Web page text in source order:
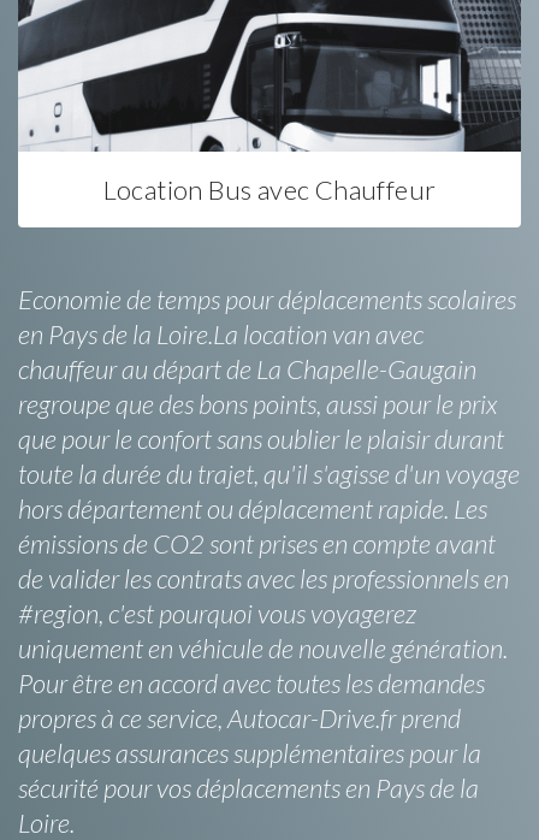
Location Bus avec Chauffeur
Economie de temps pour déplacements scolaires
en Pays de la Loire.La location van avec
chauffeur au départ de La Chapelle-Gaugain
regroupe que des bons points, aussi pour le prix
que pour le confort sans oublier le plaisir durant
toute la durée du trajet, qu'il s'agisse d'un voyage
hors département ou déplacement rapide. Les
émissions de CO2 sont prises en compte avant
de valider les contrats avec les professionnels en
#region, c'est pourquoi vous voyagerez
uniquement en véhicule de nouvelle génération.
Pour être en accord avec toutes les demandes
propres à ce service, Autocar-Drive.fr prend
quelques assurances supplémentaires pour la
sécurité pour vos déplacements en Pays de la
Loire.